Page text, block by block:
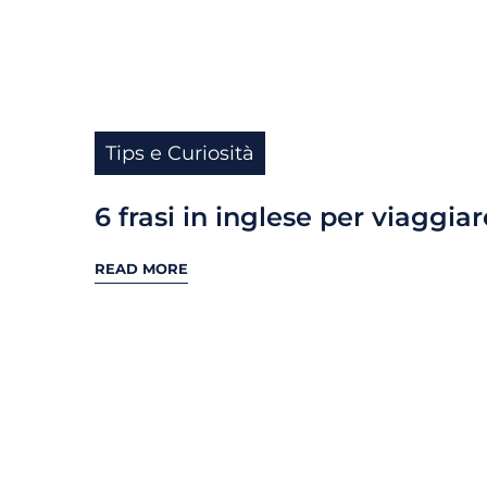
Tips e Curiosità
6 frasi in inglese per
READ MORE